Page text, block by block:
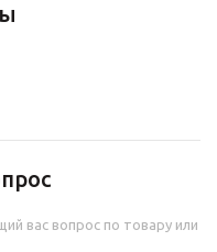
вас вопрос по товару или